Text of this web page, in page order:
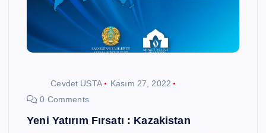
Cevdet USTA
Kasım 27, 2022
0 Comments
Yeni Yatırım Fırsatı : Kazakistan